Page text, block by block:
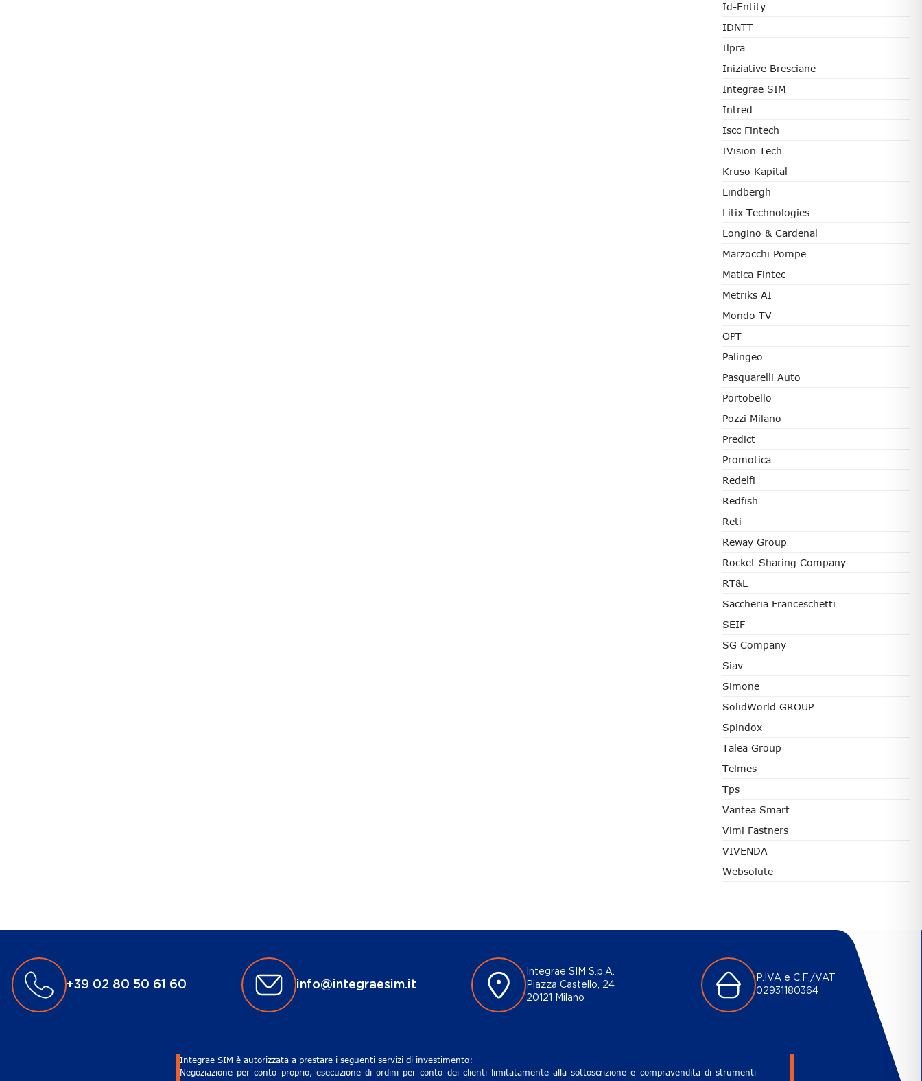
Id-Entity
IDNTT
Ilpra
Iniziative Bresciane
Integrae SIM
Intred
Iscc Fintech
IVision Tech
Kruso Kapital
Lindbergh
Litix Technologies
Longino & Cardenal
Marzocchi Pompe
Matica Fintec
Metriks AI
Mondo TV
OPT
Palingeo
Pasquarelli Auto
Portobello
Pozzi Milano
Predict
Promotica
Redelfi
Redfish
Reti
Reway Group
Rocket Sharing Company
RT&L
Saccheria Franceschetti
SEIF
SG Company
Siav
Simone
SolidWorld GROUP
Spindox
Talea Group
Telmes
Tps
Vantea Smart
Vimi Fastners
VIVENDA
Websolute
+39 02 80 50 61 60 info@integraesim.it
Integrae SIM S.p.A.
Piazza Castello, 24
20121 Milano
P.IVA e C.F./VAT
02931180364
Integrae SIM è autorizzata a prestare i seguenti servizi di investimento:
Negoziazione per conto proprio, esecuzione di ordini per conto dei clienti limitatamente alla sottoscrizione e compravendita di strumenti